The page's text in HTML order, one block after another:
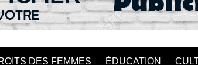
DES FEMMES ÉDUCATION